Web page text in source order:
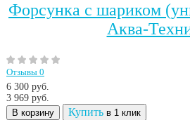
Форсунка с шариком
Аква-
Отзывы 0
6 300 руб.
3 969 руб.
В корзину
Купить в 1 клик